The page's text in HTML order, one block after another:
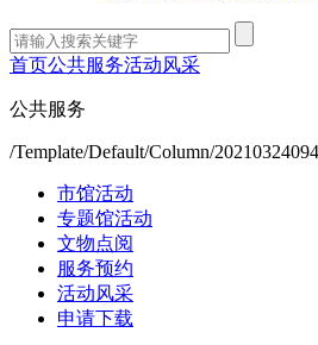
首页公共服务活动风采
公共服务
/Template/Default/Column/
市馆活动
专题馆活动
文物点阅
服务预约
活动风采
申请下载